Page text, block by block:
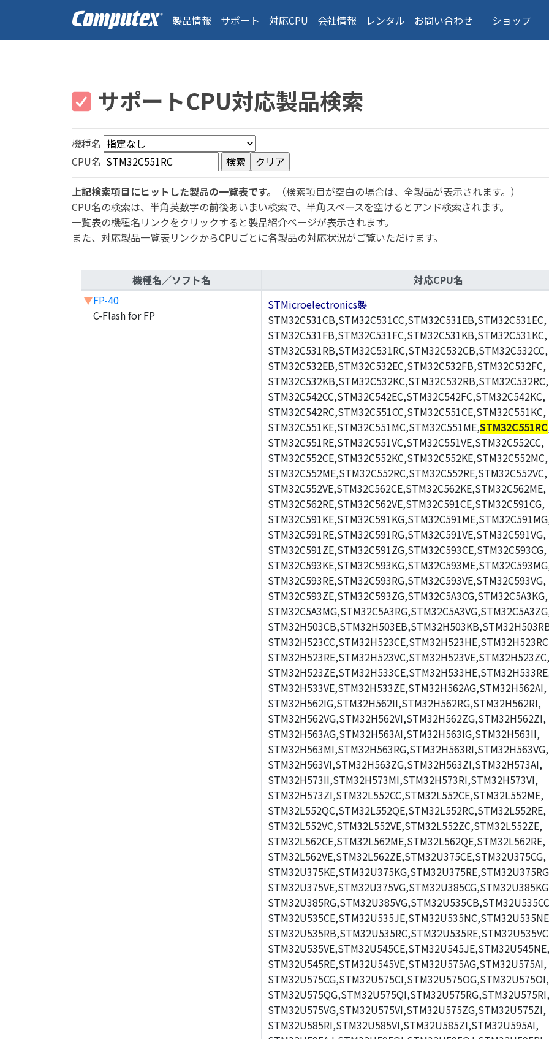
製品情報 サポート 対応CPU 会社情報 レンタル お問い合わせ ショップ
サポートCPU対応製品検索
機種名
CPU名
上記検索項目にヒットした製品の一覧表です。
（検索項目が空白の場合は、全製品が表示されます。）
CPU名の検索は、半角英数字の前後あいまい検索で、半角スペースを空けるとアンド検索されます。
一覧表の機種名リンクをクリックすると製品紹介ページが表示されます。
また、対応製品一覧表リンクからCPUごとに各製品の対応状況がご覧いただけます。
機種名／ソフト名
対応CPU名
▼FP-40
C-Flash for FP
STMicroelectronics製
STM32C531CB,STM32C531CC,STM32C531EB,STM32C531EC,
STM32C531FB,STM32C531FC,STM32C531KB,STM32C531KC,
STM32C531RB,STM32C531RC,STM32C532CB,STM32C532CC,
STM32C532EB,STM32C532EC,STM32C532FB,STM32C532FC,
STM32C532KB,STM32C532KC,STM32C532RB,STM32C532RC,
STM32C542CC,STM32C542EC,STM32C542FC,STM32C542KC,
STM32C542RC,STM32C551CC,STM32C551CE,STM32C551KC,
STM32C551KE,STM32C551MC,STM32C551ME,STM32C551RC
STM32C551RE,STM32C551VC,STM32C551VE,STM32C552CC,
STM32C552CE,STM32C552KC,STM32C552KE,STM32C552MC,
STM32C552ME,STM32C552RC,STM32C552RE,STM32C552VC,
STM32C552VE,STM32C562CE,STM32C562KE,STM32C562ME,
STM32C562RE,STM32C562VE,STM32C591CE,STM32C591CG,
STM32C591RE,STM32C591RG,STM32C591VE,STM32C591VG,
STM32C591ZE,STM32C591ZG,STM32C593CE,STM32C593CG,
STM32C593RE,STM32C593RG,STM32C593VE,STM32C593VG,
STM32C593ZE,STM32C593ZG,STM32C5A3CG,STM32C5A3KG,
STM32H523RE,STM32H523VC,STM32H523VE,STM32H523ZC,
STM32H533VE,STM32H533ZE,STM32H562AG,STM32H562AI,
STM32H562IG,STM32H562II,STM32H562RG,STM32H562RI,
STM32H562VG,STM32H562VI,STM32H562ZG,STM32H562ZI,
STM32H563AG,STM32H563AI,STM32H563IG,STM32H563II,
STM32H563MI,STM32H563RG,STM32H563RI,STM32H563VG,
STM32H563VI,STM32H563ZG,STM32H563ZI,STM32H573AI,
STM32H573II,STM32H573MI,STM32H573RI,STM32H573VI,
STM32H573ZI,STM32L552CC,STM32L552CE,STM32L552ME,
STM32L552QC,STM32L552QE,STM32L552RC,STM32L552RE,
STM32L552VC,STM32L552VE,STM32L552ZC,STM32L552ZE,
STM32L562CE,STM32L562ME,STM32L562QE,STM32L562RE,
STM32L562VE,STM32L562ZE,STM32U375CE,STM32U375CG,
STM32U535VE,STM32U545CE,STM32U545JE,STM32U545NE,
STM32U545RE,STM32U545VE,STM32U575AG,STM32U575AI,
STM32U575CG,STM32U575CI,STM32U575OG,STM32U575OI,
STM32U575QG,STM32U575QI,STM32U575RG,STM32U575RI,
STM32U575VG,STM32U575VI,STM32U575ZG,STM32U575ZI,
STM32U585RI,STM32U585VI,STM32U585ZI,STM32U595AI,